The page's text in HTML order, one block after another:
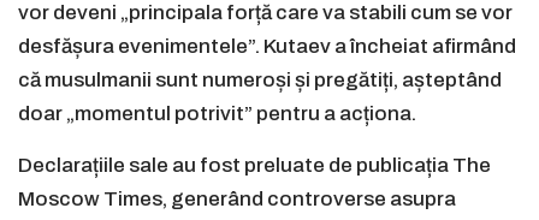
vor deveni „principala forță care va stabili cum se vor
desfășura evenimentele”. Kutaev a încheiat afirmând
că musulmanii sunt numeroși și pregătiți, așteptând
doar „momentul potrivit” pentru a acționa.
Declarațiile sale au fost preluate de publicația The
Moscow Times, generând controverse asupra